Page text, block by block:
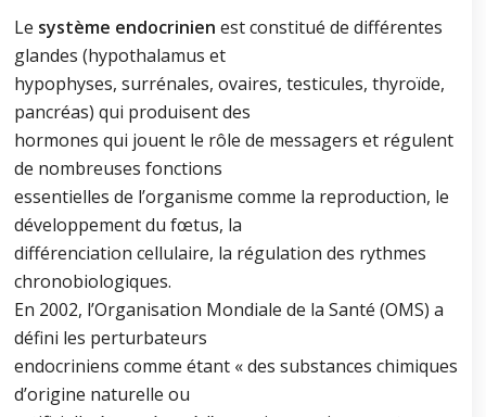
Le système endocrinien est constitué de différentes
glandes (hypothalamus et
hypophyses, surrénales, ovaires, testicules, thyroïde,
pancréas) qui produisent des
hormones qui jouent le rôle de messagers et régulent
de nombreuses fonctions
essentielles de l’organisme comme la reproduction, le
développement du fœtus, la
différenciation cellulaire, la régulation des rythmes
chronobiologiques.
En 2002, l’Organisation Mondiale de la Santé (OMS) a
défini les perturbateurs
endocriniens comme étant « des substances chimiques
d’origine naturelle ou